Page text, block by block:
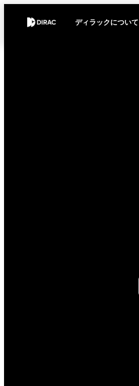
ディラックについて